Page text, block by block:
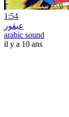
1:54
عبقور
arabic sound
il y a 10 ans